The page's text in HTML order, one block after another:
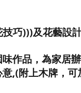
巧)))及花藝設
作品，為家居
,(附上木牌，